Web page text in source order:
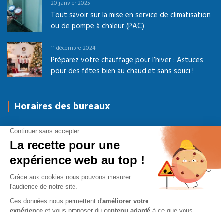
20 janvier 2025
Tout savoir sur la mise en service de climatisation
ou de pompe à chaleur (PAC)
11 décembre 2024
Préparez votre chauffage pour l’hiver : Astuces
pour des fêtes bien au chaud et sans souci !
Horaires des bureaux
Du Lundi au Jeudi 08h-12h00 / 14h-17h30
Vendredi 08h-12h00 / 14h-16h30
Samedi - Dimanche Fermé